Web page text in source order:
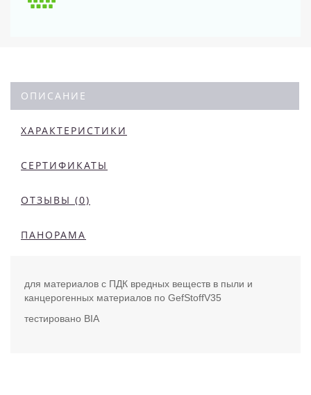
ОПИСАНИЕ
ХАРАКТЕРИСТИКИ
СЕРТИФИКАТЫ
ОТЗЫВЫ (0)
ПАНОРАМА
для материалов с ПДК вредных веществ в пыли и
канцерогенных материалов по GefStoffV35
тестировано BIA